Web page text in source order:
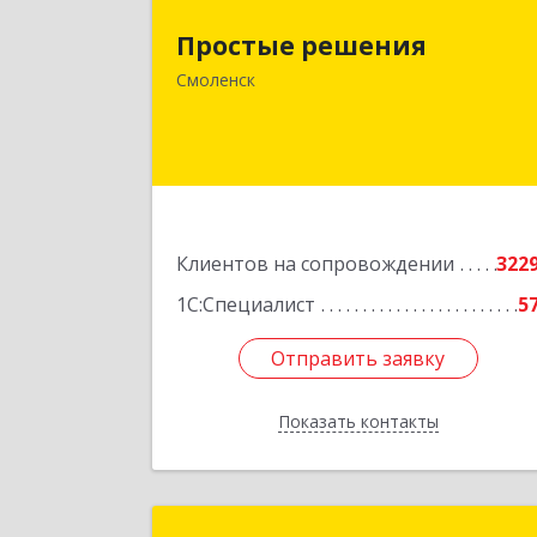
Простые решения
Смоленск
Клиентов на сопровождении
1С:Специалист
Отправить заявку
Показать контакты
Большая Краснофлотская ул, дом №
Отправить заявку
Назад